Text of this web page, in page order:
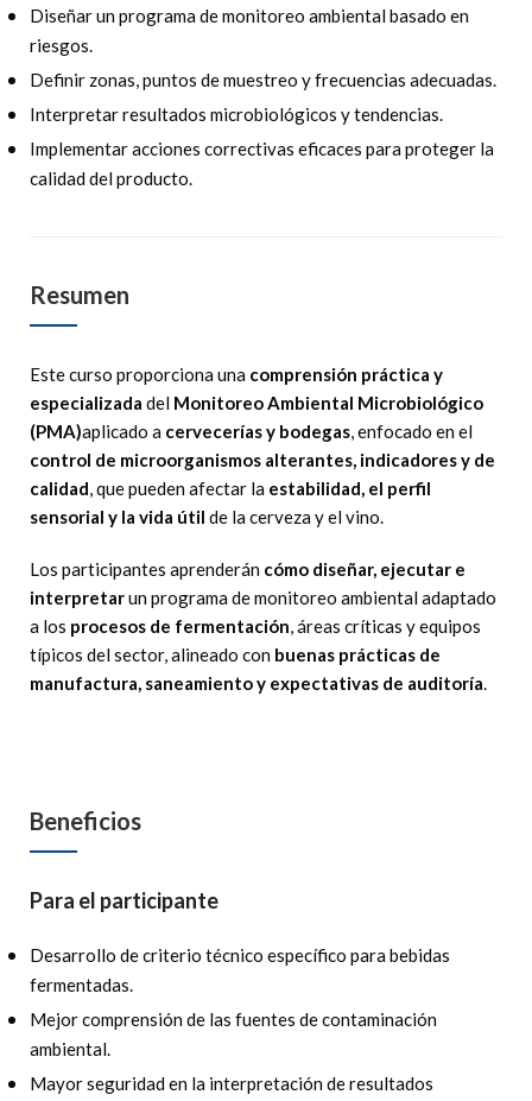
Diseñar un programa de monitoreo ambiental basado en
riesgos.
Definir zonas, puntos de muestreo y frecuencias adecuadas.
Interpretar resultados microbiológicos y tendencias.
Implementar acciones correctivas eficaces para proteger la
calidad del producto.
Resumen
Este curso proporciona una comprensión práctica y
especializada del Monitoreo Ambiental Microbiológico
(PMA)aplicado a cervecerías y bodegas, enfocado en el
control de microorganismos alterantes, indicadores y de
calidad, que pueden afectar la estabilidad, el perfil
sensorial y la vida útil de la cerveza y el vino.
Los participantes aprenderán cómo diseñar, ejecutar e
interpretarun programa de monitoreo ambiental adaptado
a los procesos de fermentación, áreas críticas y equipos
típicos del sector, alineado con buenas prácticas de
manufactura, saneamiento y expectativas de auditoría.
Beneficios
Para el participante
Desarrollo de criterio técnico específico para bebidas
fermentadas.
Mejor comprensión de las fuentes de contaminación
ambiental.
Mayor seguridad en la interpretación de resultados